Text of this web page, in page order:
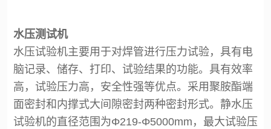
水压测试机
水压试验机主要用于对焊管进行压力试验，具有电
脑记录、储存、打印、试验结果的功能。具有效率
高，试验压力高，安全性强等优点。采用聚胺酯端
面密封和内撑式大间隙密封两种密封形式。静水压
试验机的直径范围为Φ219-Φ5000mm，最大试验压